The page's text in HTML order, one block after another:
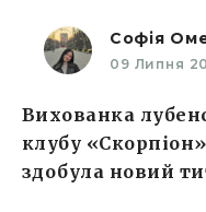
Софія
09 Липня
Вихованка
клубу
здобула новий